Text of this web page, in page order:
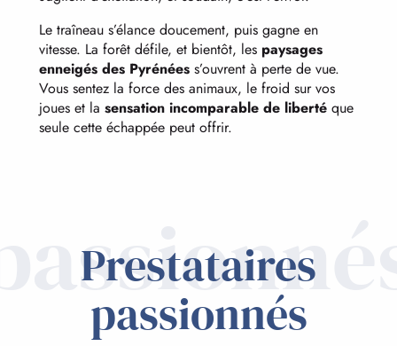
Le traîneau s’élance doucement, puis gagne en
vitesse. La forêt défile, et bientôt, les paysages
enneigés des Pyrénées s’ouvrent à perte de vue.
Vous sentez la force des animaux, le froid sur vos
joues et la sensation incomparable de liberté que
seule cette échappée peut offrir.
Prestataires
passionnés